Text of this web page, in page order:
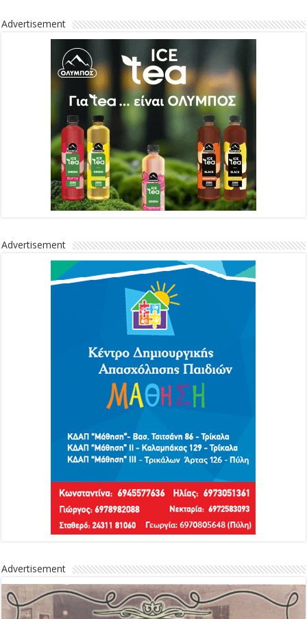
Advertisement
Advertisement
Advertisement